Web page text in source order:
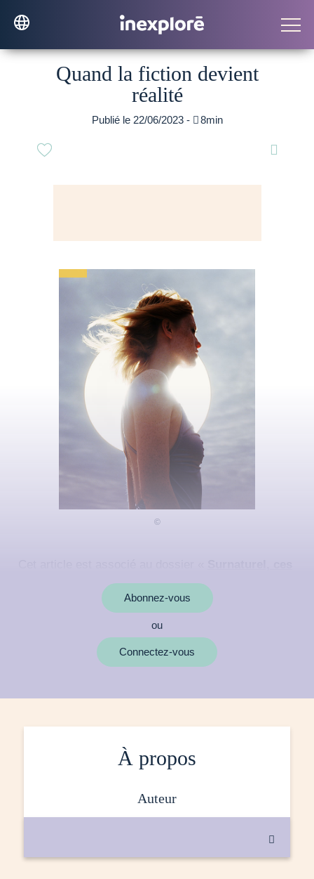
Quand la fiction devient
réalité
Publié le 22/06/2023 - 8min

histoires mystérieuses»
Abonnez-vous
ou
Connectez-vous
À propos
auteur
